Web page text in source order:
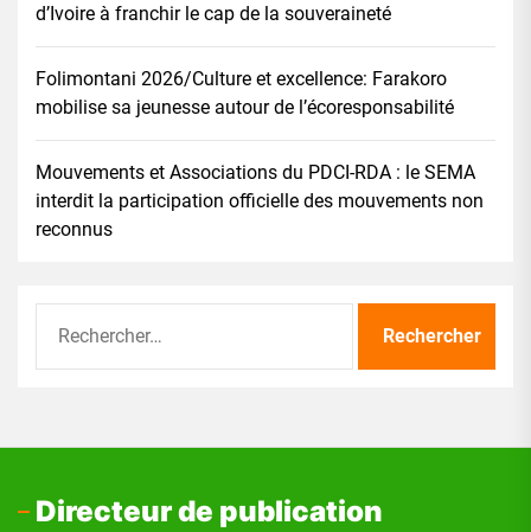
d’Ivoire à franchir le cap de la souveraineté
Folimontani 2026/Culture et excellence: Farakoro
mobilise sa jeunesse autour de l’écoresponsabilité
Mouvements et Associations du PDCI-RDA : le SEMA
interdit la participation officielle des mouvements non
reconnus
Directeur de publication